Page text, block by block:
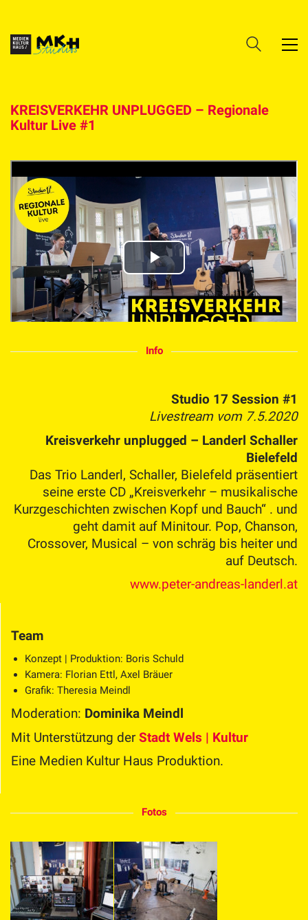
KREISVERKEHR UNPLUGGED – Regionale
Kultur Live #1
Info
Studio 17 Session #1
Livestream vom 7.5.2020
Kreisverkehr unplugged – Landerl Schaller
Bielefeld
Das Trio Landerl, Schaller, Bielefeld präsentiert
seine erste CD „Kreisverkehr – musikalische
Kurzgeschichten zwischen Kopf und Bauch“ . und
geht damit auf Minitour. Pop, Chanson,
Crossover, Musical – von schräg bis heiter und
auf Deutsch.
www.peter-andreas-landerl.at
Team
Konzept | Produktion: Boris Schuld
Kamera: Florian Ettl, Axel Bräuer
Grafik: Theresia Meindl
Moderation: Dominika Meindl
Mit Unterstützung derStadt Wels | Kultur
Eine Medien Kultur Haus Produktion.
Fotos